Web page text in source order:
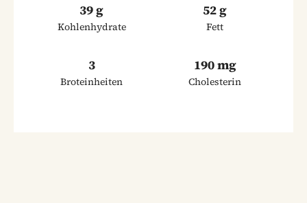
39 g
Kohlenhydrate
52 g
Fett
3
Broteinheiten
190 mg
Cholesterin